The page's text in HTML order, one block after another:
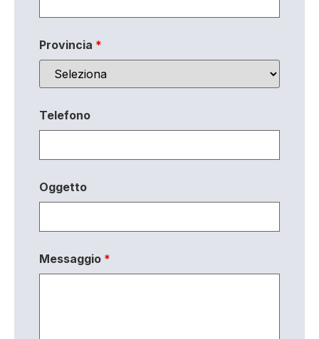
Provincia *
Telefono
Oggetto
Messaggio *